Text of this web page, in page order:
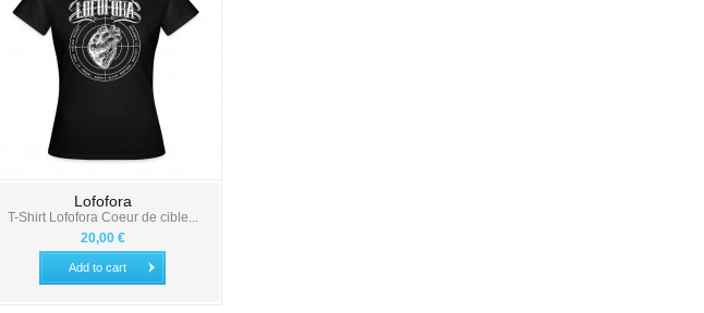
Lofofora
T-Shirt Lofofora Coeur de cible...
20,00 €
Add to cart